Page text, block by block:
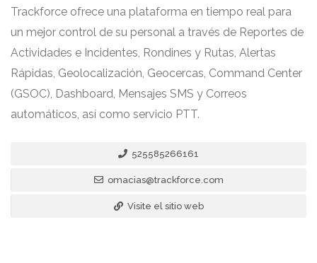
Trackforce ofrece una plataforma en tiempo real para
un mejor control de su personal a través de Reportes de
Actividades e Incidentes, Rondines y Rutas, Alertas
Rápidas, Geolocalización, Geocercas, Command Center
(GSOC), Dashboard, Mensajes SMS y Correos
automáticos, así como servicio PTT.
525585266161
omacias@trackforce.com
Visite el sitio web